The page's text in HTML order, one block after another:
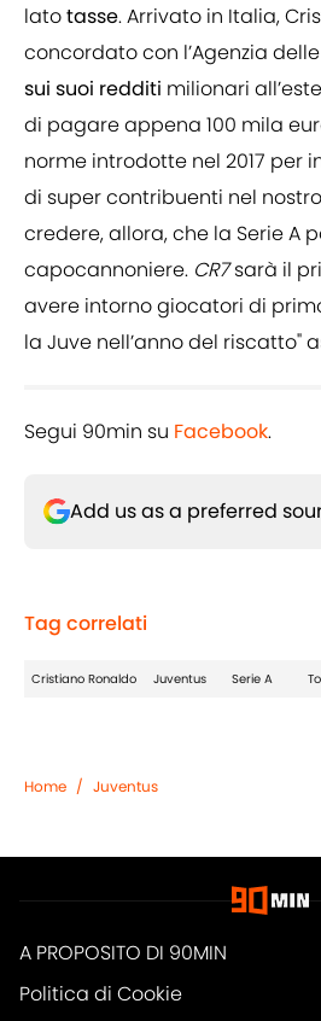
latotasse. Arrivato in Italia,
concordato con l’Agenzia
sui suoi redditi milionari
di pagare appena 100 mila
norme introdotte nel 2017 per
di super contribuenti nel
credere, allora, che la Serie A
capocannoniere. CR7sarà il
avere intorno giocatori di
la Juve nell’anno del riscatto"
Segui 90min su Facebook.
Add us as a preferred
Tag correlati
Cristiano Ronaldo Juventus Serie A
Home / Juventus
A PROPOSITO DI 90MIN
Politica di Cookie